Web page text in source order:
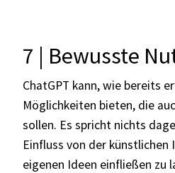
7 | Bewusste
ChatGPT kann, wie bereits
Möglichkeiten bieten, die
sollen. Es spricht nichts
Einfluss von der künstlichen
eigenen Ideen einfließen zu